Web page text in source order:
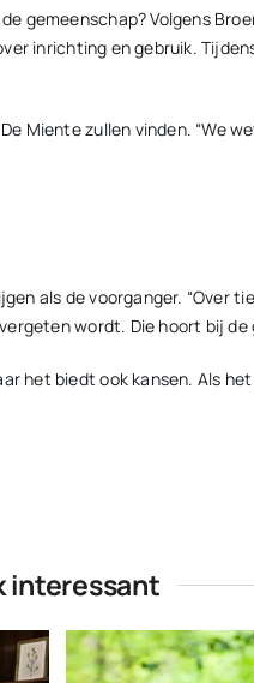
gemeenschap? Volgens
inrichting en gebruik.
Miente zullen vinden. “We
als de voorganger. “Over
wordt. Die hoort bij de
het biedt ook kansen. Als
interessant